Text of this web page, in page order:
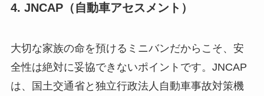
4. JNCAP（自動車アセスメント）
大切な家族の命を預けるミニバンだからこそ、安
全性は絶対に妥協できないポイントです。JNCAP
は、国土交通省と独立行政法人自動車事故対策機